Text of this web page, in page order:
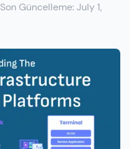
Son Güncelleme:July 1,